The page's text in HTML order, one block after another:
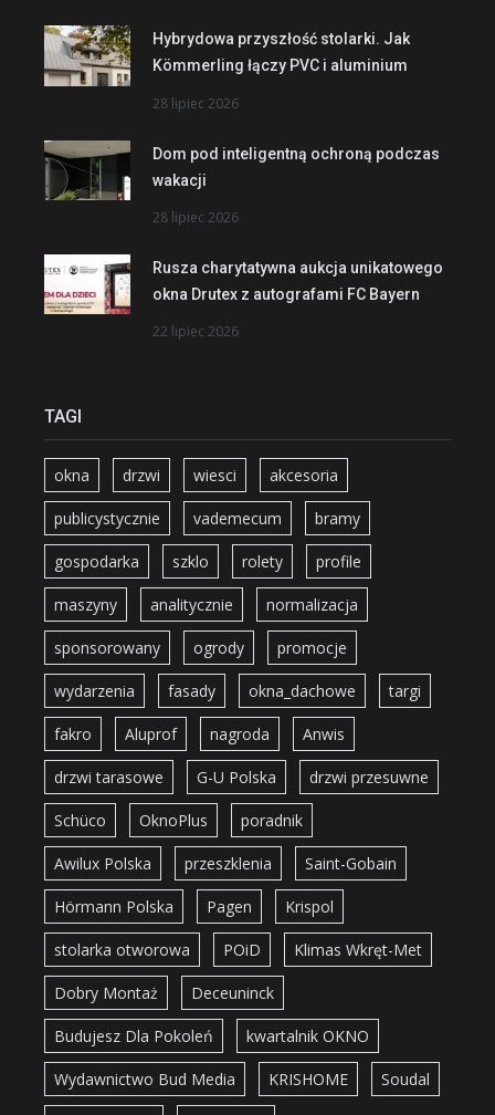
Hybrydowa przyszłość stolarki. Jak
Kömmerling łączy PVC i aluminium
28 lipiec 2026
Dom pod inteligentną ochroną podczas
wakacji
28 lipiec 2026
Rusza charytatywna aukcja unikatowego
okna Drutex z autografami FC Bayern
22 lipiec 2026
TAGI
okna drzwi wiesci akcesoria
publicystycznie vademecum bramy
gospodarka szklo rolety profile
maszyny analitycznie normalizacja
sponsorowany ogrody promocje
wydarzenia fasady okna_dachowe targi
fakro Aluprof nagroda Anwis
drzwi tarasowe G-U Polska drzwi przesuwne
Schüco OknoPlus poradnik
Awilux Polska przeszklenia Saint-Gobain
Hörmann Polska Pagen Krispol
stolarka otworowa POiD Klimas Wkręt-Met
Dobry Montaż Deceuninck
Budujesz Dla Pokoleń kwartalnik OKNO
Wydawnictwo Bud Media KRISHOME Soudal